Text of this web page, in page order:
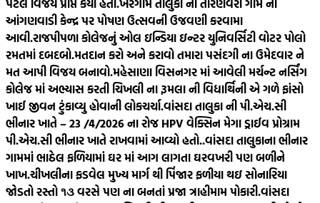
પટેલે વિજય પ્રાપ્ત કર્યો હતો.ખેરગામ તાલુકા ના તોરણવેરા ગામ ની
આંગણવાડી કેન્દ્ર પર પોષણ ઉત્સવની ઉજવણી કરવામા
આવી.રાજપીપળા કોલેજનું ઓલ ઇન્ડિયા ઇન્ટર યુનિવર્સિટી વોટર પોલો
રમતમાં દબદબો.મતદાન કરો અને કરાવો તમારા પસંદગી ના ઉમેદવાર ને
મત આપી વિજય બનાવો.મહેસાણા વિસનગર માં આવેલી મર્ચન્ટ નર્સિંગ
કોલેજ માં અભ્યાસ કરતી ચિખલી ના રૂમલા ની વિદ્યાર્થિની એ ગળે ફાંસો
ખાઈ જીવન ટુંકાવ્યુ હોવાની લોકચર્ચા.વાંસદા તાલુકા ની પી.એચ.સી
ભીનાર ખાતે – 23 /4/2026 ના રોજ HPV વેક્સિન મેગા ડ્રાઈવ પ્રોગ્રામ
પી.એચ.સી ભીનાર ખાતે રાખવામાં આવ્યો હતો..વાંસદા તાલુકાના ભીનાર
ગામમાં ભાઠેલ ફળિયામાં ઘર માં આગ લાગતા ઘરવખરી પણ બળીને
ખાખ.ચીખલીના ફડવેલ મુખ્ય માર્ગ થી પિંજાર ફળીયા થઇ સોનારિયા
જોડતો રસ્તો ૧૩ વરસે પણ ના બનતાં પ્રજા ત્રાહીમામ પોકારી.વાંસદા